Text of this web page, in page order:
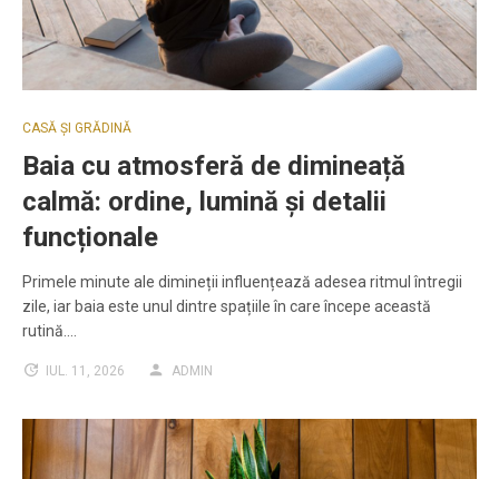
CASĂ ȘI GRĂDINĂ
Baia cu atmosferă de dimineață
calmă: ordine, lumină și detalii
funcționale
Primele minute ale dimineții influențează adesea ritmul întregii
zile, iar baia este unul dintre spațiile în care începe această
rutină.…
IUL. 11, 2026 ADMIN